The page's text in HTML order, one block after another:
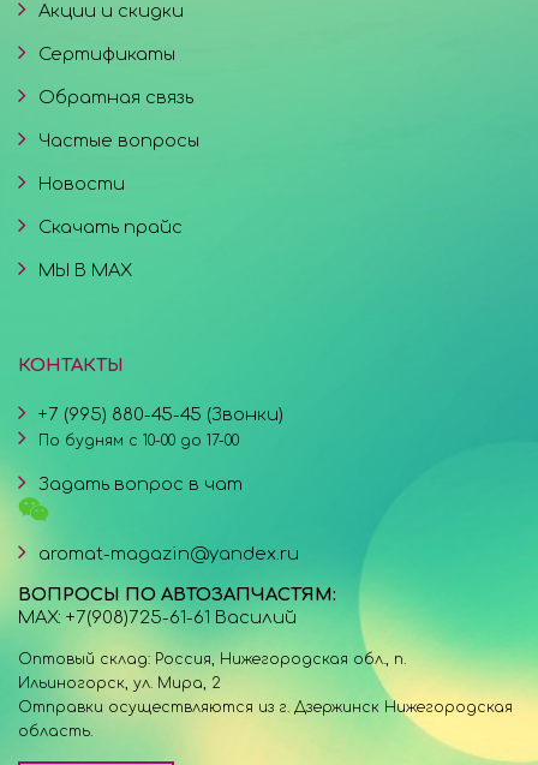
Акции и скидки
Сертификаты
Обратная связь
Частые вопросы
Новости
Скачать прайс
МЫ В MAX
КОНТАКТЫ
+7 (995) 880-45-45 (Звонки)
По будням с 10-00 до 17-00
Задать вопрос в чат
aromat-magazin@yandex.ru
ВОПРОСЫ ПО АВТОЗАПЧАСТЯМ:
MAX: +7(908)725-61-61 Василий
Оптовый склад: Россия, Нижегородская обл., п.
Ильиногорск, ул. Мира, 2
Отправки осуществляются из г. Дзержинск Нижегородская
область.